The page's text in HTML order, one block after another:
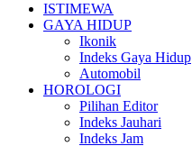
ISTIMEWA
GAYA HIDUP
Ikonik
Indeks Gaya Hidup
Automobil
HOROLOGI
Pilihan Editor
Indeks Jauhari
Indeks Jam